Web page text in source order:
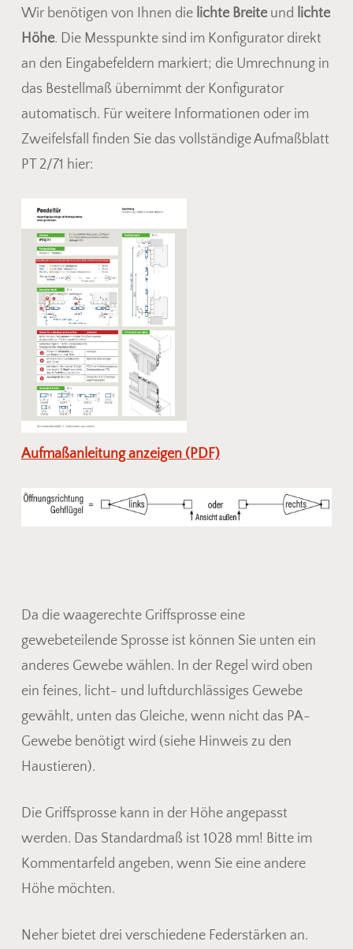
Wir benötigen von Ihnen die lichte Breiteund lichte
Höhe. Die Messpunkte sind im Konfigurator direkt
an den Eingabefeldern markiert; die Umrechnung in
das Bestellmaß übernimmt der Konfigurator
automatisch. Für weitere Informationen oder im
Zweifelsfall finden Sie das vollständige Aufmaßblatt
PT 2/71 hier:
Aufmaßanleitung anzeigen (PDF)
Da die waagerechte Griffsprosse eine
gewebeteilende Sprosse ist können Sie unten ein
anderes Gewebe wählen. In der Regel wird oben
ein feines, licht- und luftdurchlässiges Gewebe
gewählt, unten das Gleiche, wenn nicht das PA-
Gewebe benötigt wird (siehe Hinweis zu den
Haustieren).
Die Griffsprosse kann in der Höhe angepasst
werden. Das Standardmaß ist 1028 mm! Bitte im
Kommentarfeld angeben, wenn Sie eine andere
Höhe möchten.
Neher bietet drei verschiedene Federstärken an.